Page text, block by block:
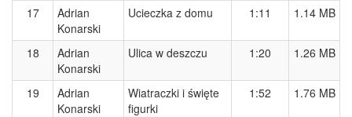
17
Adrian
Konarski
Ucieczka z domu 1:11 1.14 MB
18
Adrian
Konarski
Ulica w deszczu 1:20 1.26 MB
19
Adrian
Konarski
Wiatraczki i święte
figurki
1:52 1.76 MB